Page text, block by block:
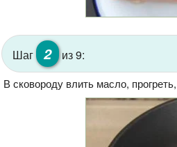
Шаг 2 из 9:
В сковороду влить масло,